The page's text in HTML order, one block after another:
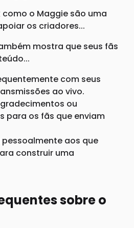
como o Maggie são uma
os criadores...
mostra que seus fãs
com seus
ao vivo.
ou
para os fãs que enviam
pessoalmente aos que
construir uma
sobre o